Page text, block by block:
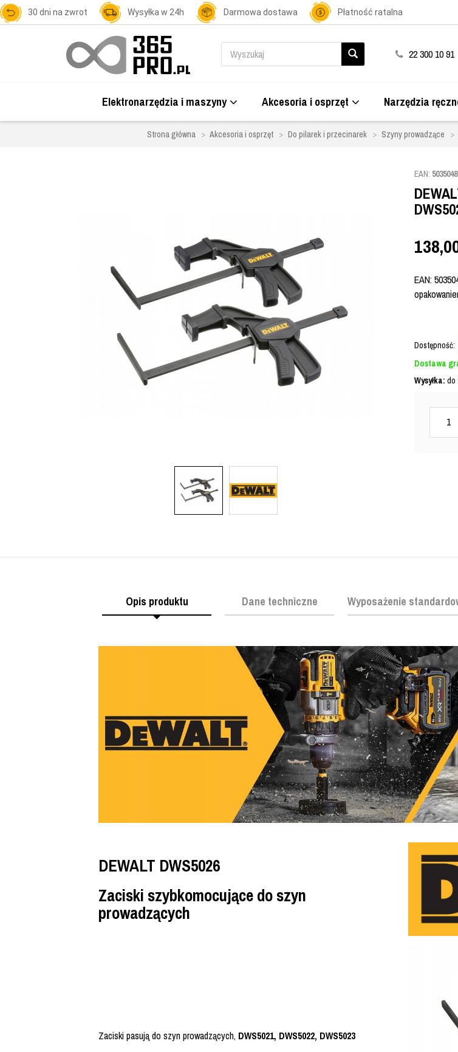
30 dni na zwrot Wysyłka w 24h Darmowa dostawa Płatność ratalna
22 300 10 91
Elektronarzędzia i maszyny Akcesoria i osprzęt Narzędzia
Strona główna Akcesoria i osprzęt Do pilarek i przecinarek Szyny prowadzące
EAN:
EAN:
Dostępność:
Dostawa
Wysyłka: do
Opis produktu Dane techniczne Wyposażenie
DEWALT DWS5026
Zaciski szybkomocujące do szyn
prowadzących
Zaciski pasują do szyn prowadzących, DWS5021, DWS5022, DWS5023